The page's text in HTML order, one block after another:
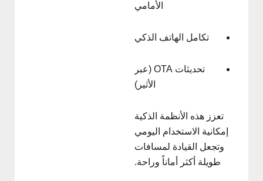
الأمامي
تكامل الهاتف الذكي
تحديثات OTA (عبر
الأثير)
تعزز هذه الأنظمة الذكية
إمكانية الاستخدام اليومي
وتجعل القيادة لمسافات
طويلة أكثر أماناً وراحة.